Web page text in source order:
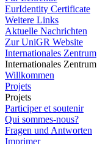
EurIdentity Certificate
Weitere Links
Aktuelle Nachrichten
Zur UniGR Website
Internationales Zentrum
Internationales Zentrum
Willkommen
Projets
Projets
Participer et soutenir
Qui sommes-nous?
Fragen und Antworten
Imprimer